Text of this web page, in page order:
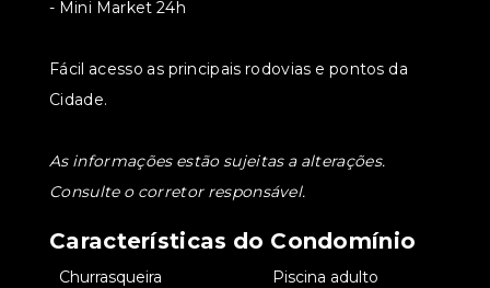
- Mini Market 24h
Fácil acesso as principais rodovias e pontos da
Cidade.
As informações estão sujeitas a alterações.
Consulte o corretor responsável.
Características do Condomínio
Churrasqueira
Piscina adulto